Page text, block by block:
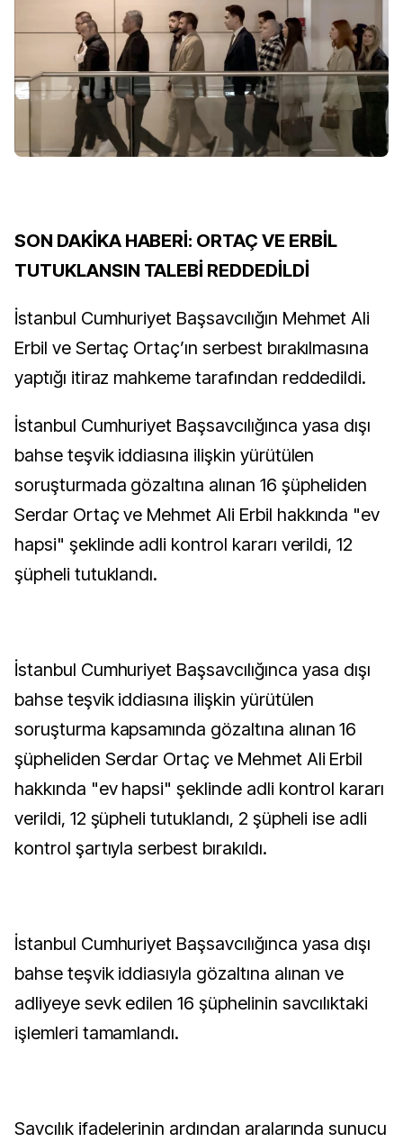
SON DAKİKA HABERİ: ORTAÇ VE ERBİL
TUTUKLANSIN TALEBİ REDDEDİLDİ
İstanbul Cumhuriyet Başsavcılığın Mehmet Ali
Erbil ve Sertaç Ortaç’ın serbest bırakılmasına
yaptığı itiraz mahkeme tarafından reddedildi.
İstanbul Cumhuriyet Başsavcılığınca yasa dışı
bahse teşvik iddiasına ilişkin yürütülen
soruşturmada gözaltına alınan 16 şüpheliden
Serdar Ortaç ve Mehmet Ali Erbil hakkında "ev
hapsi" şeklinde adli kontrol kararı verildi, 12
şüpheli tutuklandı.
İstanbul Cumhuriyet Başsavcılığınca yasa dışı
bahse teşvik iddiasına ilişkin yürütülen
soruşturma kapsamında gözaltına alınan 16
şüpheliden Serdar Ortaç ve Mehmet Ali Erbil
hakkında "ev hapsi" şeklinde adli kontrol kararı
verildi, 12 şüpheli tutuklandı, 2 şüpheli ise adli
kontrol şartıyla serbest bırakıldı.
İstanbul Cumhuriyet Başsavcılığınca yasa dışı
bahse teşvik iddiasıyla gözaltına alınan ve
adliyeye sevk edilen 16 şüphelinin savcılıktaki
işlemleri tamamlandı.
Savcılık ifadelerinin ardından aralarında sunucu